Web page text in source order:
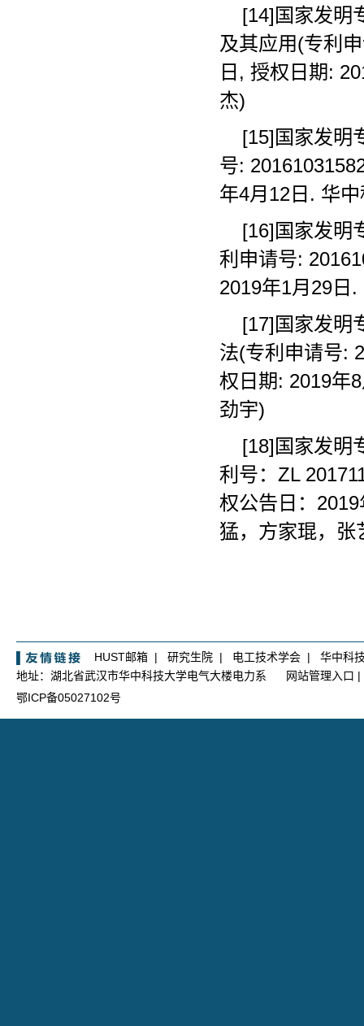
[14]国家发明
及其应用(专利
日, 授权日期:
杰)
[15]国家发明
号:
年4月12日. 华
[16]国家发明
利申请号:
2019年1月29日
[17]国家发明
法(专利申请号:
权日期: 2019年
劲宇)
[18]国家发明
利号：ZL
权公告日：
猛，方家琨，张
HUST邮箱 | 研究生院 | 电工技术学会 | 华中科
地址：湖北省武汉市华中科技大学电气大楼电力系
网站管理入口 |
鄂ICP备05027102号